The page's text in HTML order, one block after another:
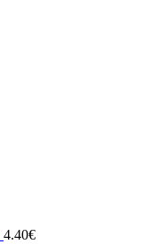
4.40€